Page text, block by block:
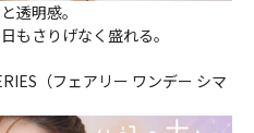
透明感。
もさりげなく盛れる。
（フェアリー ワンデー シマ